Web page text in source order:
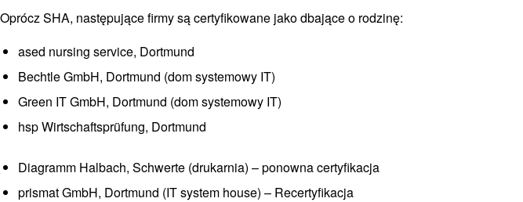
Oprócz SHA, następujące firmy są certyfikowane jako dbające o rodzinę:
ased nursing service, Dortmund
Bechtle GmbH, Dortmund (dom systemowy IT)
Green IT GmbH, Dortmund (dom systemowy IT)
hsp Wirtschaftsprüfung, Dortmund
Diagramm Halbach, Schwerte (drukarnia) – ponowna certyfikacja
prismat GmbH, Dortmund (IT system house) – Recertyfikacja